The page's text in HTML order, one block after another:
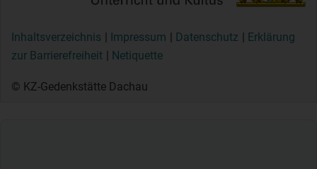
Inhaltsverzeichnis Impressum Datenschutz
Erklärung
zur Barrierefreiheit
Netiquette
© KZ-Gedenkstätte Dachau